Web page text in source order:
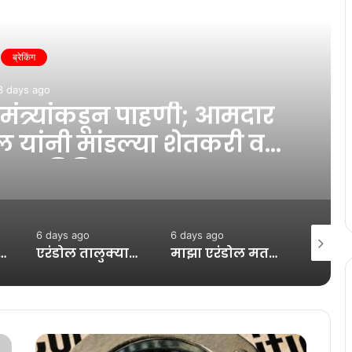
ब्रेकिंग
days ago
मंत्र्यांकडून पाहणी; आमदार
यांनी मांडल्या शेतकरी व
पोहोरे, करमळू येथील नुकसानाची केली पाहणी…!
6 days ago
एरंडोल तालुक्यातील मालखेडे येथे अंजनी नदीला रौद्ररूप; कासोदा-पारोळा महामार्ग ठप्प, नागरिकांमध्ये चिंता…!
6 days ago
माझा एरंडोल मतदारसंघासाठी “सरसकट विशेष मदत पॅकेज” जाहीर करा – आमदार ॲड. अमोलदादा पाटील यांची मुख्यमंत्र्यांकडे मागणी…!
7 days